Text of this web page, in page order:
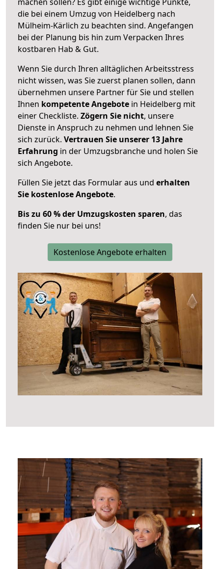
die bei einem Umzug von Heidelberg nach
Mülheim-Kärlich zu beachten sind. Angefangen
bei der Planung bis hin zum Verpacken Ihres
kostbaren Hab & Gut.
Wenn Sie durch Ihren alltäglichen Arbeitsstress
nicht wissen, was Sie zuerst planen sollen, dann
übernehmen unsere Partner für Sie und stellen
Ihnen kompetente Angebote in Heidelberg mit
einer Checkliste. Zögern Sie nicht, unsere
Dienste in Anspruch zu nehmen und lehnen Sie
sich zurück. Vertrauen Sie unserer 13 Jahre
Erfahrung in der Umzugsbranche und holen Sie
sich Angebote.
Füllen Sie jetzt das Formular aus und erhalten
Sie kostenlose Angebote.
Bis zu 60 % der Umzugskosten sparen, das
finden Sie nur bei uns!
Kostenlose Angebote erhalten